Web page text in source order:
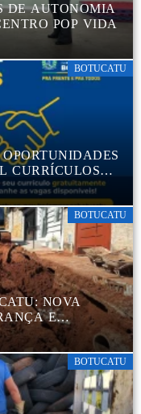
DE AUTONOMIA
POP VIDA
BOTUCATU
CURRÍCULOS
BOTUCATU
NOVA
E
DA COHAB
BOTUCATU